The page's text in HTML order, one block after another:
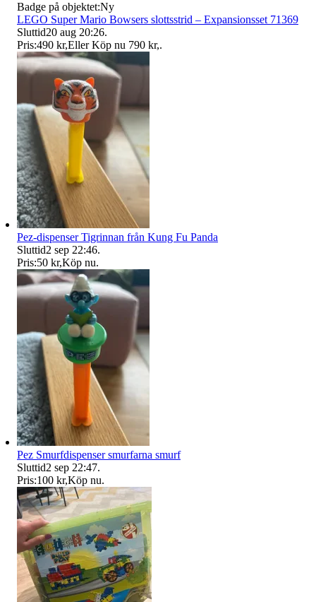
Badge på objektet:Ny
LEGO Super Mario Bowsers slottsstrid – Expansionsset 71369
Sluttid20 aug 20:26.
Pris:490 kr,Eller Köp nu 790 kr,.
Pez-dispenser Tigrinnan från Kung Fu Panda
Sluttid2 sep 22:46.
Pris:50 kr,Köp nu.
Pez Smurfdispenser smurfarna smurf
Sluttid2 sep 22:47.
Pris:100 kr,Köp nu.